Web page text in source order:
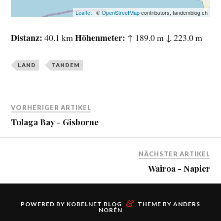
Leaflet| ©OpenStreetMapcontributors, tandemblog.ch
Distanz 40.1 km Höhenmeter ↑ 189.0 m ↓ 223.0 m
LAND TANDEM
VORHERIGER ARTIKEL
Tolaga Bay - Gisborne
NÄCHSTER ARTIKEL
Wairoa - Napier
POWERED BY KOBELNET BLOG & THEME BY ANDERS
NORÉN